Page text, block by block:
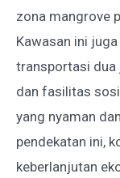
zona mangrove
Kawasan ini
transportasi dua
dan fasilitas
yang nyaman
pendekatan ini,
keberlanjutan